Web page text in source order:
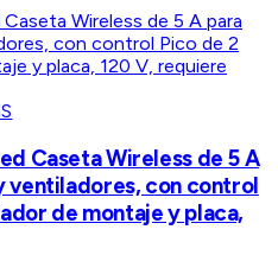
Caseta Wireless de 5 A
ventiladores, con control
de montaje y placa,